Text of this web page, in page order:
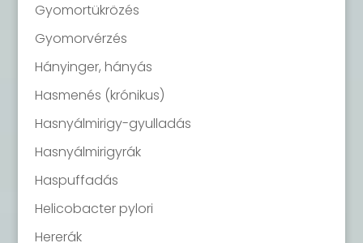
Gyomortükrözés
Gyomorvérzés
Hányinger, hányás
Hasmenés (krónikus)
Hasnyálmirigy-gyulladás
Hasnyálmirigyrák
Haspuffadás
Helicobacter pylori
Hererák